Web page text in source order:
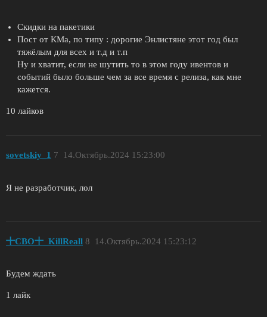
Скидки на пакетики
Пост от КМа, по типу : дорогие Энлистяне этот год был
тяжёлым для всех и т.д и т.п
Ну и хватит, если не шутить то в этом году ивентов и
событий было больше чем за все время с релиза, как мне
кажется.
10 лайков
sovetskiy_1 14.Октябрь.2024 15:23:00
7
Я не разработчик, лол
十СВО十_KillReall 14.Октябрь.2024 15:23:12
8
Будем ждать
1 лайк